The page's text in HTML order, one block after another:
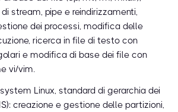
stream, pipe e reindirizzamenti,
dei processi, modifica delle
ricerca in file di testo con
e modifica di base dei file con
vi/vim.
Linux, standard di gerarchia dei
creazione e gestione delle partizioni,